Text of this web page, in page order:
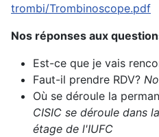
trombi/Trombinoscope.pdf
Nos réponses aux
Est-ce que je vais
Faut-il prendre RDV?
Où se déroule la
CISIC se déroule dans la
étage de l'IUFC